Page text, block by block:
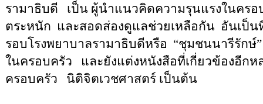
รามาธิบดี
เป็น ผู้นำแนวคิดความรุนแรงในครอ
ตระหนัก และสอดส่องดูแลช่วยเหลือกัน อันเป็น
รอบโรงพยาบาลรามาธิบดีหรือ “ชุมชนนารีรักษ์
ในครอบครัว
และยังแต่งหนังสือที่เกี่ยวข้องอีกห
ครอบครัว
นิติจิตเวชศาสตร์ เป็นต้น